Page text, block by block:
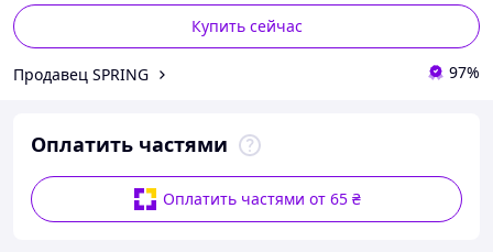
Купить сейчас
Продавец SPRING 97%
Оплатить частями
Оплатить частями от 65 ₴